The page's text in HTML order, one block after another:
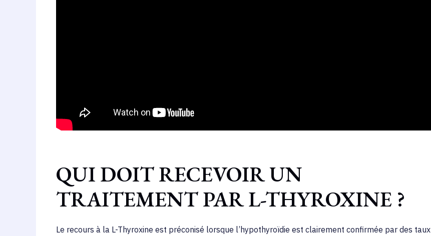
QUI DOIT RECEVOIR UN
TRAITEMENT PAR L-THYROXINE ?
Le recours à la L-Thyroxine est préconisé lorsque l’hypothyroïdie est clairement confirmée par des taux